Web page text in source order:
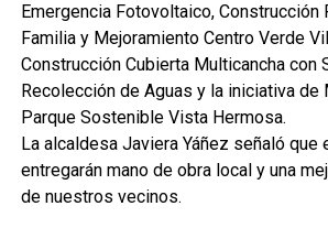
Emergencia Fotovoltaico, Construcción
Familia y Mejoramiento Centro Verde
Construcción Cubierta Multicancha con
Recolección de Aguas y la iniciativa de
Parque Sostenible Vista Hermosa.
La alcaldesa Javiera Yáñez señaló
entregarán mano de obra local y una
de nuestros vecinos.